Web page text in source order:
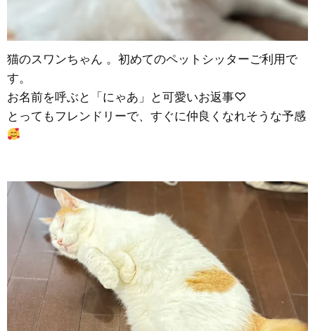
猫のスワンちゃん 。初めてのペットシッターご利用で
す。
お名前を呼ぶと「にゃあ」と可愛いお返事♡
とってもフレンドリーで、すぐに仲良くなれそうな予感